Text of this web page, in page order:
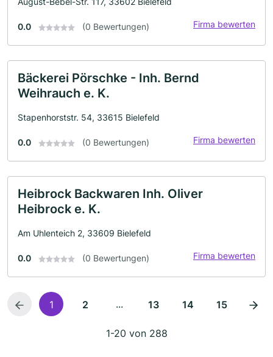
0.0 (0 Bewertungen) Firma bewerten
Bäckerei Pörschke - Inh. Bernd
Weihrauch e. K.
Stapenhorststr. 54, 33615 Bielefeld
0.0 (0 Bewertungen) Firma bewerten
Heibrock Backwaren Inh. Oliver
Heibrock e. K.
Am Uhlenteich 2, 33609 Bielefeld
0.0 (0 Bewertungen) Firma bewerten
1 2 ... 13 14 15
1-20 von 288